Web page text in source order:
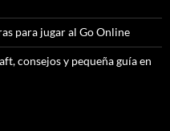
para jugar al Go Online
consejos y pequeña guía en